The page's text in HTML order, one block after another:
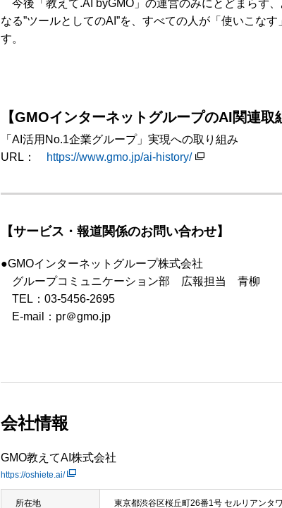
今後「教えて.AI byGMO」の運営のみにとどまらず
なる”ツールとしてのAI”を、すべての人が「使いこな
す。
【GMOインターネットグループのAI関連取
「AI活用No.1企業グループ」実現への取り組み
URL：
https://www.gmo.jp/ai-history/
【サービス・報道関係のお問い合わせ】
●GMOインターネットグループ株式会社
グループコミュニケーション部 広報担当 青柳
TEL：03-5456-2695
E-mail：pr＠gmo.jp
会社情報
GMO教えてAI株式会社
https://oshiete.ai/
所在地 東京都渋谷区桜丘町26番1号 セルリアンタ